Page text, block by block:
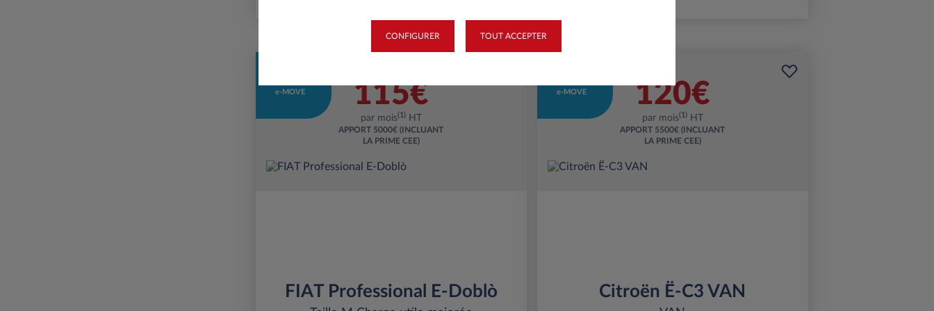
e-MOVE 115€
par mois(1)HT
APPORT 5000€ (INCLUANT
LA PRIME CEE)
FIAT Professional E-Doblò
e-MOVE 120€
par mois(1)HT
APPORT 5500€ (INCLUANT
LA PRIME CEE)
Citroën Ë-C3 VAN
CONFIGURER TOUT ACCEPTER